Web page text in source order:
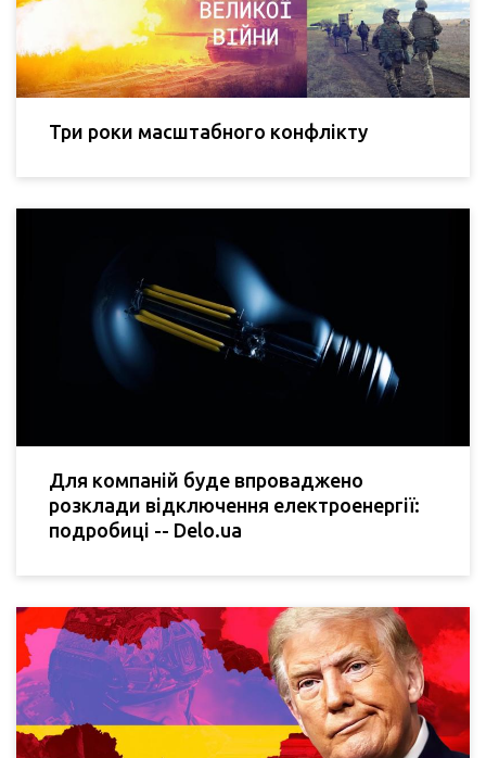
Три роки масштабного конфлікту
Для компаній буде впроваджено
розклади відключення електроенергії:
подробиці -- Delo.ua